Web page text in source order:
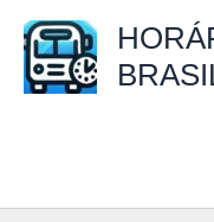
para